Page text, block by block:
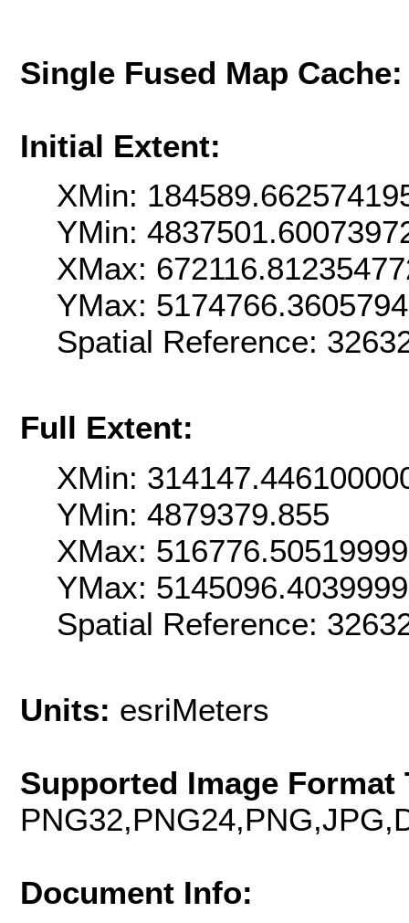
Single Fused Map
Initial Extent:
XMin:
YMin:
XMax:
YMax:
Spatial Reference:
Full Extent:
XMin:
YMin: 4879379.855
XMax:
YMax:
Spatial Reference:
Units: esriMeters
Supported Image Format
Document Info: